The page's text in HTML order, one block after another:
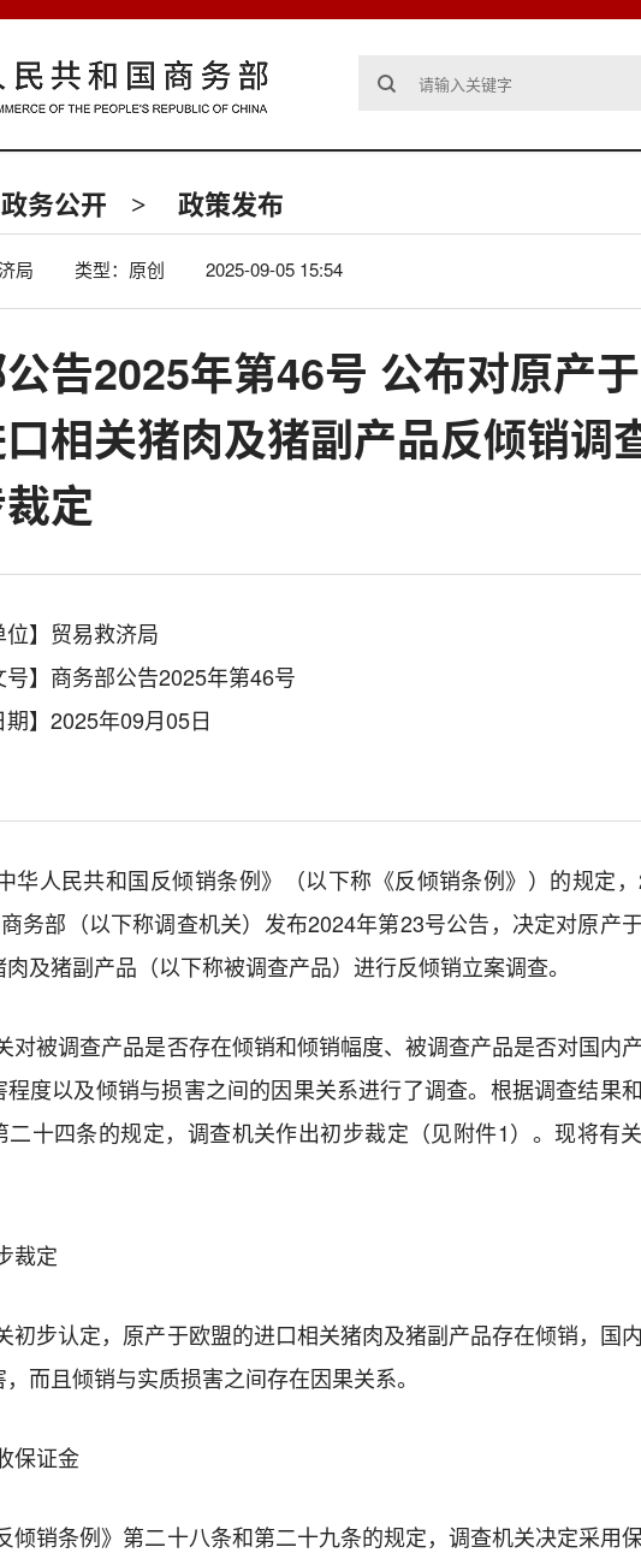
政务公开 > 政策发布
局 类型：原创 2025-09-05 15:54
告2025年第46号 公布对原产
相关猪肉及猪副产品反倾销调
定
位】贸易救济局
号】商务部公告2025年第46号
期】2025年09月05日
华人民共和国反倾销条例》（以下称《反倾销条例》）的规定
务部（以下称调查机关）发布2024年第23号公告，决定对原产于
肉及猪副产品 （以下称被调查产品）进行反倾销立案调查。
对被调查产品是否存在倾销和倾销幅度、被调查产品是否对国内
程度以及倾销与损害之间的因果关系进行了调查。根据调查结果
二十四条的规定，调查机关作出初步裁定 （见附件1）。现将有
裁定
初步认定， 原产于欧盟的进口相关猪肉及猪副产品存在倾销， 国内
而且倾销与实质损害之间存在因果关系。
保证金
倾销条例》第二十八条和第二十九条的规定，调查机关决定采用